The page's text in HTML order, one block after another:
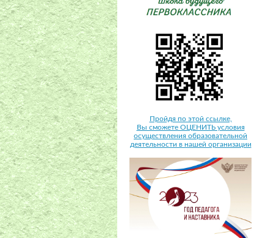
Пройдя по этой ссылке,
Вы сможете ОЦЕНИТЬ условия
осуществления образовательной
деятельности в нашей организации